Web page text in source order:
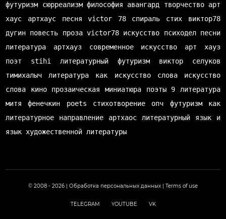
футуризм
сюрреализм философия авангард творчество арт
хаус
артхаус песня victor 78 спираль стих
виктор78
дугин повесть проза victor78 искусство психодел песни
литература
артхауз современное искусство
арт хауз
поэт
stihi литературный футуризм
виктор селуков
тимихалыч
литература как искусство слова
искусство
слова
кино прозаическая миниатюра поэты
9 литература
митя фенечкин
poets стихотворение опч
футуризм как
литературное направление
артхаос
литературный язык и
язык художественной литературы
© 2008 - 2026 | Обработка персональных данных Terms of use
TELEGRAM YOUTUBE VK